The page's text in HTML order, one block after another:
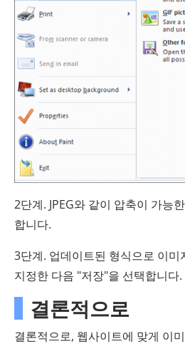
2단계. JPEG와 같이 압축이 가능
합니다.
3단계. 업데이트된 형식으로 이
지정한 다음 "저장"을 선택합니다.
결론적으로
결론적으로, 웹사이트에 맞게 이